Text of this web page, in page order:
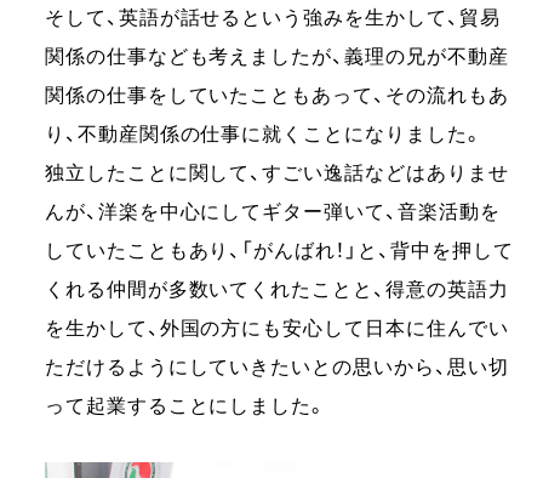
そして、英語が話せるという強みを生かして、貿易
関係の仕事なども考えましたが、義理の兄が不動産
関係の仕事をしていたこともあって、その流れもあ
り、不動産関係の仕事に就くことになりました。
独立したことに関して、すごい逸話などはありませ
んが、洋楽を中心にしてギター弾いて、音楽活動を
していたこともあり、「がんばれ！」と、背中を押して
くれる仲間が多数いてくれたことと、得意の英語力
を生かして、外国の方にも安心して日本に住んでい
ただけるようにしていきたいとの思いから、思い切
って起業することにしました。